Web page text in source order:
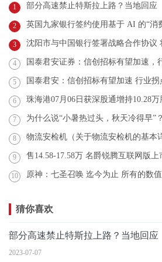
1 部分高速禁止特斯拉上路？当地回应
2 英国九家银行签约使用基于 AI 的“消费
3 沈阳市与中国银行签署战略合作协议
4 国泰君安证券：信创招标有望加速，
5 国泰君安：信创招标有望加速 行业拐
6 珠海港07月06日获深股通增持10.28万
7 为什么说“小暑热过头，秋天冷得早”？
8 物流安检机（关于物流安检机的基本
9 售14.58-17.58万 名爵锐腾互联网版上
10 原神：七圣召唤 迄今为止 所有的数
猜你喜欢
部分高速禁止特斯拉上路？当地回应
2023-07-07